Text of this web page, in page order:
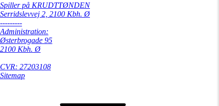
Spiller på KRUDTTØNDEN
Serridslevvej 2, 2100 Kbh. Ø
---------
Administration:
Østerbrogade 95
2100 Kbh. Ø
CVR: 27203108
Sitemap